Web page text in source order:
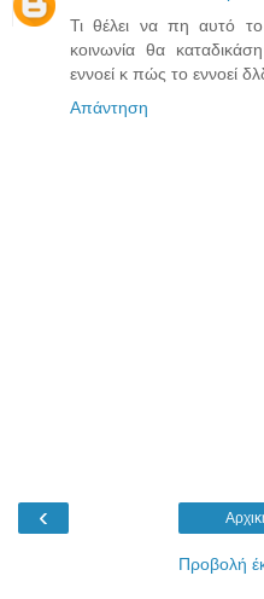
Τι θέλει να πη αυτό
κοινωνία θα
εννοεί κ πώς το εννοεί
Απάντηση
‹
Προβολή